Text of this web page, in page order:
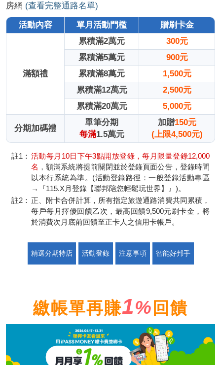
房網 (查看完整通路名單)
活動內容 單月活動門檻 贈刷卡金
滿額禮
累積滿2萬元
300元
累積滿5萬元
900元
累積滿8萬元
1,500元
累積滿12萬元
2,500元
累積滿20萬元
5,000元
分期加碼禮
單筆分期
每滿1.5萬元
加贈150元
(上限4,500元)
註1： 活動每月10日下午3點開放登錄，每月限量登錄12,000
名 ，額滿系統將提前關閉並於登錄頁面公告，登錄時間
以本行系統為準。(活動登錄路徑：一般登錄活動專區
→『115.X月登錄【聯邦陪您輕鬆玩世界】』)。
註2： 正、附卡合併計算，所有指定旅遊通路消費共同累積，
每戶每月擇優回饋乙次，最高回饋9,500元刷卡金，將
於消費次月底前回饋至正卡人之信用卡帳戶。
精選分期特店 活動登錄 注意事項 智能好邦手
繳帳單再賺1% 回饋